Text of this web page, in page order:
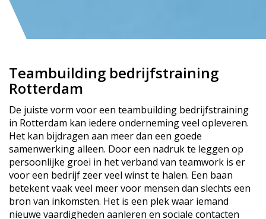
Teambuilding bedrijfstraining
Rotterdam
De juiste vorm voor een teambuilding bedrijfstraining
in Rotterdam kan iedere onderneming veel opleveren.
Het kan bijdragen aan meer dan een goede
samenwerking alleen. Door een nadruk te leggen op
persoonlijke groei in het verband van teamwork is er
voor een bedrijf zeer veel winst te halen. Een baan
betekent vaak veel meer voor mensen dan slechts een
bron van inkomsten. Het is een plek waar iemand
nieuwe vaardigheden aanleren en sociale contacten